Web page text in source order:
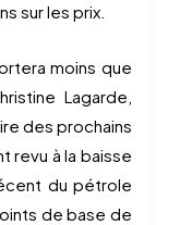
sur les prix.
moins que
Lagarde,
des prochains
revu à la baisse
du pétrole
de base de